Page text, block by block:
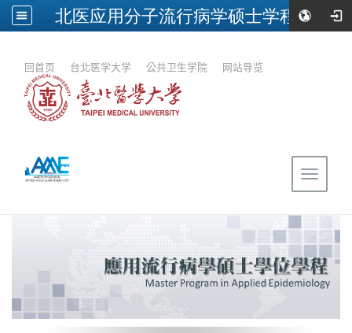
北医应用分子流行病学硕士学程
回首页 台北医学大学 公共卫生学院 网站导览
Toggle